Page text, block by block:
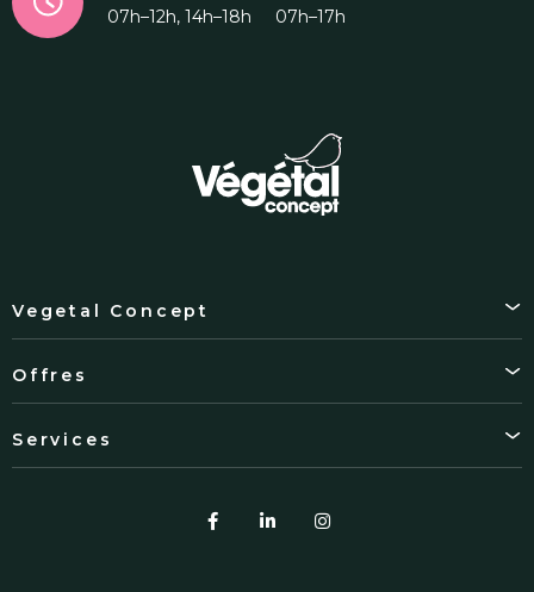
07h–12h, 14h–18h
07h–17h
Vegetal Concept
Offres
Services